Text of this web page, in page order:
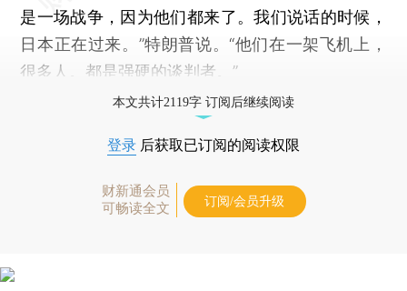
是一场战争，因为他们都来了。我们说话的时候，
日本正在过来。”特朗普说。“他们在一架飞机上，
很多人。都是强硬的谈判者。”
本文共计2119字 订阅后继续阅读
登录 后获取已订阅的阅读权限
财新通会员
可畅读全文
订阅/会员升级